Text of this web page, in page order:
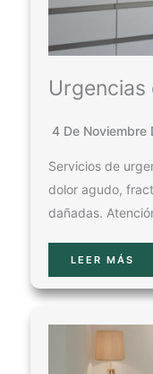
Urgencias
4 De Noviembre
Servicios de
dolor agudo,
dañadas.
LEER MÁS